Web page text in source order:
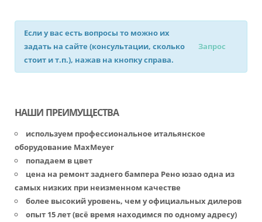
Если у вас есть вопросы то можно их
задать на сайте (консультации, сколько
стоит и т.п.), нажав на кнопку справа.
Запрос
НАШИ ПРЕИМУЩЕСТВА
используем профессиональное итальянское
оборудование MaxMeyer
попадаем в цвет
цена на ремонт заднего бампера Рено юзао одна из
самых низких при неизменном качестве
более высокий уровень, чем у официальных дилеров
опыт 15 лет (всё время находимся по одному адресу)